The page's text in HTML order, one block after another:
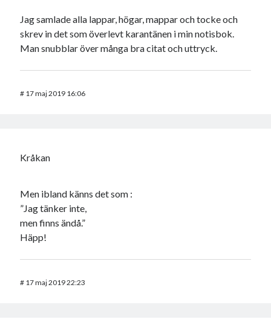
Jag samlade alla lappar, högar, mappar och tocke och
skrev in det som överlevt karantänen i min notisbok.
Man snubblar över många bra citat och uttryck.
# 17 maj 2019 16:06
Kråkan
Men ibland känns det som :
”Jag tänker inte,
men finns ändå.”
Häpp!
# 17 maj 2019 22:23